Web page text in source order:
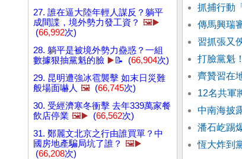
27. 誰在逼大陸年輕人謀反？躺平
成間諜，境外勢力發工資？ 🖼️▶️
(66,992次)
28. 躺平是被境外勢力蠱惑？一組
數據狠抽黨魁的臉 ▶️📝 (66,904次)
29. 昆明遭強冰雹襲擊 如末日災難
般場面嚇人 🖼️ (66,745次)
30. 受經濟寒冬衝擊 去年339萬家餐
飲店停業 🖼️▶️ (66,562次)
31. 鄭麗文北京之行由誰買單？中
國房地產騙局坑了誰？ 🖼️▶️
(66,208次)
抓捕行動
傳馬興瑞
習抓張又
打臉黨魁
齊贊習在
12名共軍
中南海披
潘石屹踢
恆大炸到